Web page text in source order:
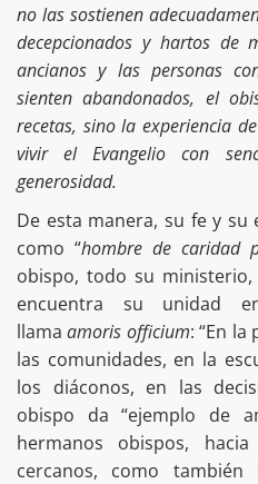
no las sostienen
decepcionados y hartos de
ancianos y las personas
sienten abandonados, el
recetas, sino la experiencia
vivir el Evangelio con
generosidad.
De esta manera, su fe y su
como “hombre de caridad
obispo, todo su
encuentra su unidad
llamaamoris officium: “En
las comunidades, en la
los diáconos, en las
obispo da “ejemplo de
hermanos obispos,
cercanos, como